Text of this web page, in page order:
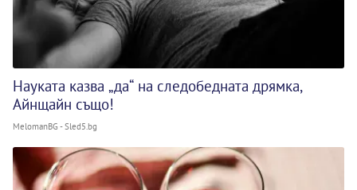
Науката казва „да“ на следобедната дрямка,
Айнщайн също!
MelomanBG - Sled5.bg